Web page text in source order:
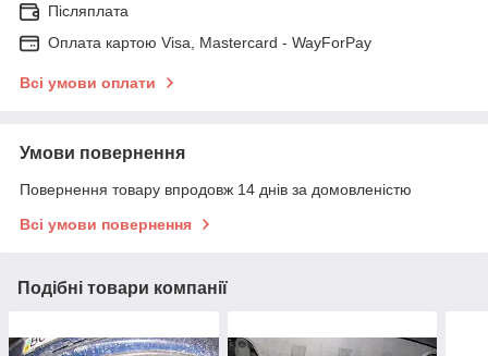
Післяплата
Оплата картою Visa, Mastercard - WayForPay
Всі умови оплати
Умови повернення
Повернення товару впродовж 14 днів за домовленістю
Всі умови повернення
Подібні товари компанії